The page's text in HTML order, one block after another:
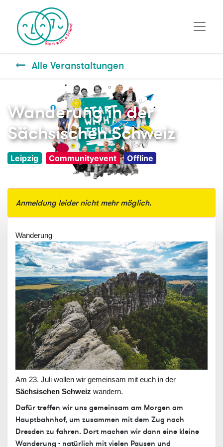
Alle Veranstaltungen
Wanderung in der
Sächsischen Schweiz
Leipzig Communityevent Offline
Anmeldung leider nicht mehr möglich.
Wanderung
Am 23. Juli wollen wir gemeinsam mit euch in der
Sächsischen Schweiz wandern.
Dafür treffen wir uns gemeinsam am Morgen am
Hauptbahnhof, um zusammen mit dem Zug nach
Dresden zu fahren. Dort machen wir dann eine kleine
Wanderung - natürlich mit vielen Pausen und